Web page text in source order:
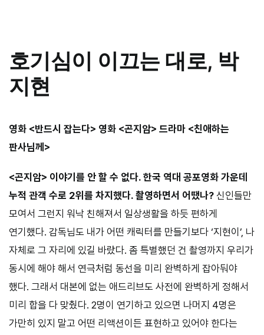
호기심이 이끄는 대로, 박
지현
영화 <반드시 잡는다> 영화 <곤지암> 드라마 <친애하는
판사님께>
<곤지암> 이야기를 안 할 수 없다. 한국 역대 공포영화 가운데
누적 관객 수로 2위를 차지했다. 촬영하면서 어땠나? 신인들만
모여서 그런지 워낙 친해져서 일상생활을 하듯 편하게
연기했다. 감독님도 내가 어떤 캐릭터를 만들기보다 ‘지현이’, 나
자체로 그 자리에 있길 바랐다. 좀 특별했던 건 촬영까지 우리가
동시에 해야 해서 연극처럼 동선을 미리 완벽하게 잡아둬야
했다. 그래서 대본에 없는 애드리브도 사전에 완벽하게 정해서
미리 합을 다 맞췄다. 2명이 연기하고 있으면 나머지 4명은
가만히 있지 말고 어떤 리액션이든 표현하고 있어야 한다는